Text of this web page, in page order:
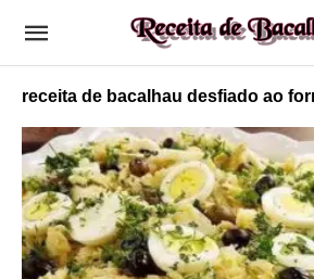
receita de bacalhau desfiado ao